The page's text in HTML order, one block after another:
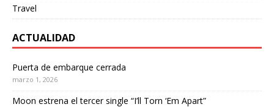
Travel
ACTUALIDAD
Puerta de embarque cerrada
marzo 1, 2026
Moon estrena el tercer single “I’ll Torn ‘Em Apart”